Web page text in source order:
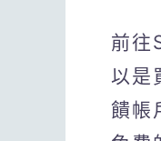
前往
以是
饋帳